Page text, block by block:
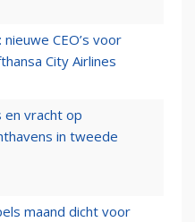
CEO’s voor
City Airlines
en vracht op
in tweede
maand dicht voor